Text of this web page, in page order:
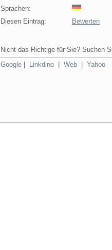
Sprachen:
Diesen Eintrag:
Bewerten
Nicht das Richtige für Sie? Suchen
Google
Linkdino Web Yahoo